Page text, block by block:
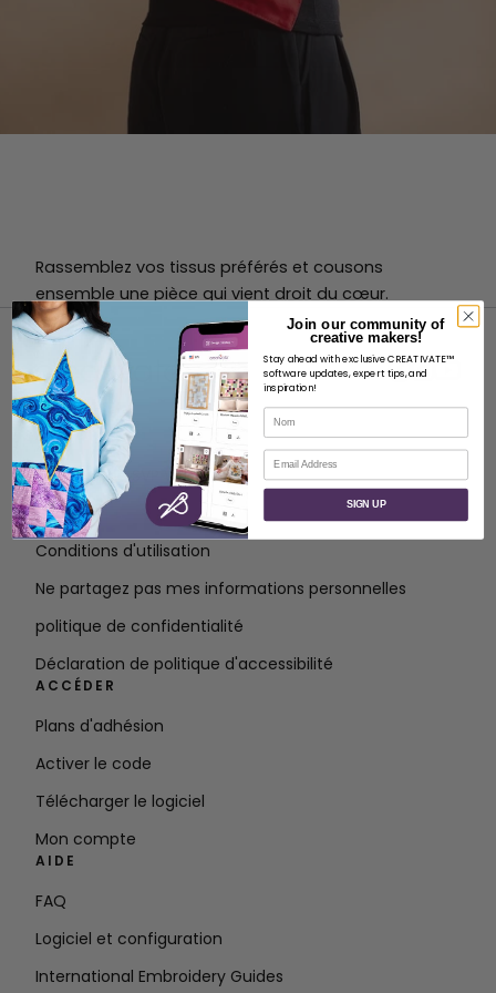
Rassemblez vos tissus préférés et cousons
ensemble une pièce qui vient droit du cœur.
À PROPOS
À propos de SVP Worldwide
Contact
Conditions d'utilisation
Ne partagez pas mes informations personnelles
politique de confidentialité
Déclaration de politique d'accessibilité
ACCÉDER
Plans d'adhésion
Activer le code
Télécharger le logiciel
Mon compte
AIDE
FAQ
Logiciel et configuration
International Embroidery Guides
Join our community of
creative makers!
Stay ahead with exclusive CREATIVATE™
software updates, expert tips, and
inspiration!
Nom
Courriel
SIGN UP